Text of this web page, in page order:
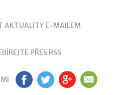
AKTUALITY E-MAILEM
PŘES RSS
FB TW GP EM